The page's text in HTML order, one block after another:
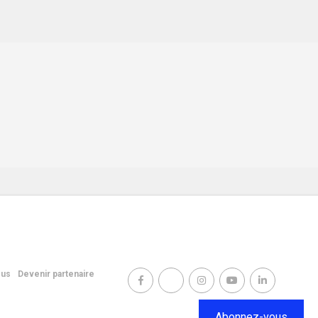
Devenir partenaire